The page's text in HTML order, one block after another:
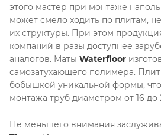
этого мастер при монтаже
может смело ходить по плитам,
их структуры. При этом
компаний в разы доступнее
аналогов. Маты Waterfloor
самозатухающего полимера.
бобышкой уникальной формы,
монтажа труб диаметром от 16 до
Не меньшего внимания